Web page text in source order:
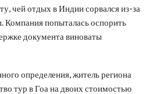
чей отдых в Индии сорвался из-за
Компания попыталась оспорить
документа виноваты
определения, житель региона
тур в Гоа на двоих стоимостью